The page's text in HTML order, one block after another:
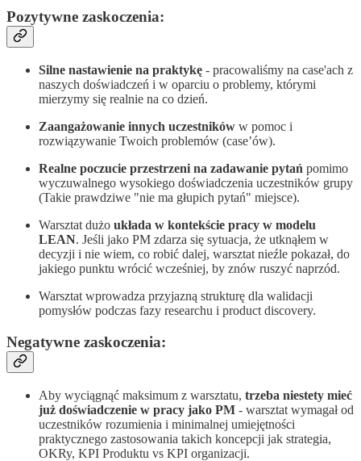
Pozytywne zaskoczenia:
Silne nastawienie na praktykę - pracowaliśmy na case'ach z
naszych doświadczeń i w oparciu o problemy, którymi
mierzymy się realnie na co dzień.
Zaangażowanie innych uczestników w pomoc i
rozwiązywanie Twoich problemów (case’ów).
Realne poczucie przestrzeni na zadawanie pytań pomimo
wyczuwalnego wysokiego doświadczenia uczestników grupy
(Takie prawdziwe "nie ma głupich pytań" miejsce).
Warsztat dużo układa w kontekście pracy w modelu
LEAN. Jeśli jako PM zdarza się sytuacja, że utknąłem w
decyzji i nie wiem, co robić dalej, warsztat nieźle pokazał, do
jakiego punktu wrócić wcześniej, by znów ruszyć naprzód.
Warsztat wprowadza przyjazną strukturę dla walidacji
pomysłów podczas fazy researchu i product discovery.
Negatywne zaskoczenia:
Aby wyciągnąć maksimum z warsztatu, trzeba niestety mieć
już doświadczenie w pracy jako PM - warsztat wymagał od
uczestników rozumienia i minimalnej umiejętności
praktycznego zastosowania takich koncepcji jak strategia,
OKRy, KPI Produktu vs KPI organizacji.